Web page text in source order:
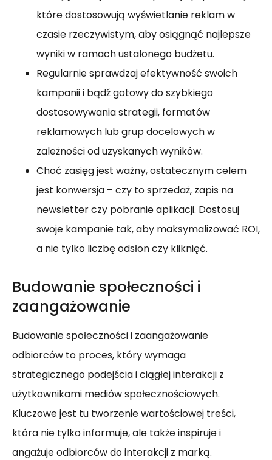
które dostosowują wyświetlanie reklam w
czasie rzeczywistym, aby osiągnąć najlepsze
wyniki w ramach ustalonego budżetu.
Regularnie sprawdzaj efektywność swoich
kampanii i bądź gotowy do szybkiego
dostosowywania strategii, formatów
reklamowych lub grup docelowych w
zależności od uzyskanych wyników.
Choć zasięg jest ważny, ostatecznym celem
jest konwersja – czy to sprzedaż, zapis na
newsletter czy pobranie aplikacji. Dostosuj
swoje kampanie tak, aby maksymalizować ROI,
a nie tylko liczbę odsłon czy kliknięć.
Budowanie społeczności i
zaangażowanie
Budowanie społeczności i zaangażowanie
odbiorców to proces, który wymaga
strategicznego podejścia i ciągłej interakcji z
użytkownikami mediów społecznościowych.
Kluczowe jest tu tworzenie wartościowej treści,
która nie tylko informuje, ale także inspiruje i
angażuje odbiorców do interakcji z marką.